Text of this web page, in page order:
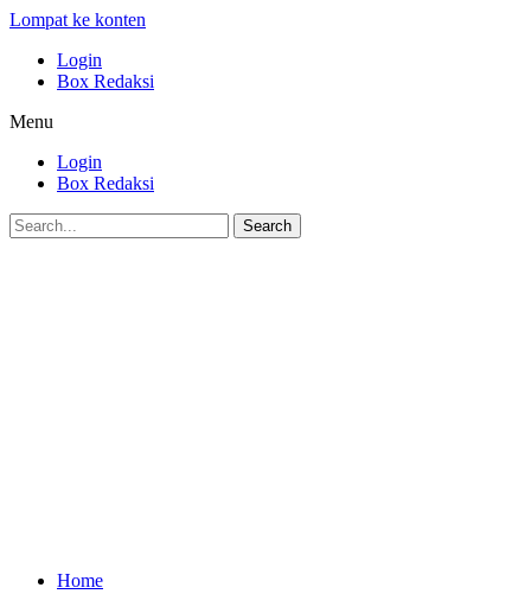
Lompat ke konten
Login
Box Redaksi
Menu
Login
Box Redaksi
Search
Home